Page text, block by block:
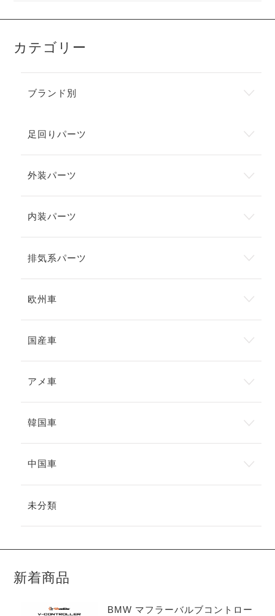
カテゴリー
ブランド別
足回りパーツ
外装パーツ
内装パーツ
排気系パーツ
欧州車
国産車
アメ車
韓国車
中国車
未分類
新着商品
BMW マフラーバルブコントロー